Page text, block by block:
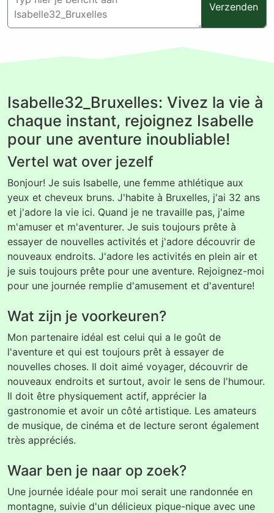
Verzenden
Isabelle32_Bruxelles: Vivez la vie à
chaque instant, rejoignez Isabelle
pour une aventure inoubliable!
Vertel wat over jezelf
Bonjour! Je suis Isabelle, une femme athlétique aux
yeux et cheveux bruns. J'habite à Bruxelles, j'ai 32 ans
et j'adore la vie ici. Quand je ne travaille pas, j'aime
m'amuser et m'aventurer. Je suis toujours prête à
essayer de nouvelles activités et j'adore découvrir de
nouveaux endroits. J'adore les activités en plein air et
je suis toujours prête pour une aventure. Rejoignez-moi
pour une journée remplie d'amusement et d'aventure!
Wat zijn je voorkeuren?
Mon partenaire idéal est celui qui a le goût de
l'aventure et qui est toujours prêt à essayer de
nouvelles choses. Il doit aimé voyager, découvrir de
nouveaux endroits et surtout, avoir le sens de l'humour.
Il doit être physiquement actif, apprécier la
gastronomie et avoir un côté artistique. Les amateurs
de musique, de cinéma et de lecture seront également
très appréciés.
Waar ben je naar op zoek?
Une journée idéale pour moi serait une randonnée en
montagne, suivie d'un délicieux pique-nique avec une